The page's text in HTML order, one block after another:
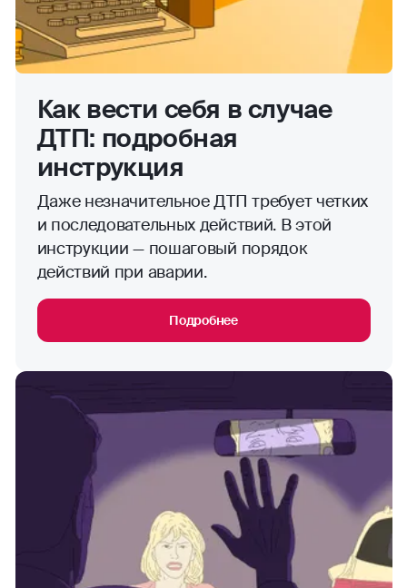
Как вести себя в случае
ДТП: подробная
инструкция
Даже незначительное ДТП требует четких
и последовательных действий. В этой
инструкции — пошаговый порядок
действий при аварии.
Подробнее